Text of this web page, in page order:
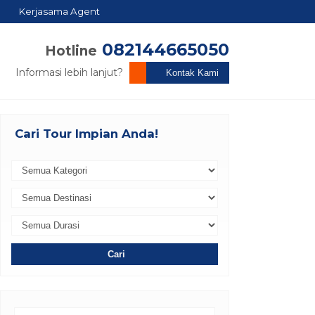
Kerjasama Agent
Hotline 082144665050
Informasi lebih lanjut? Kontak Kami
Cari Tour Impian Anda!
Cari